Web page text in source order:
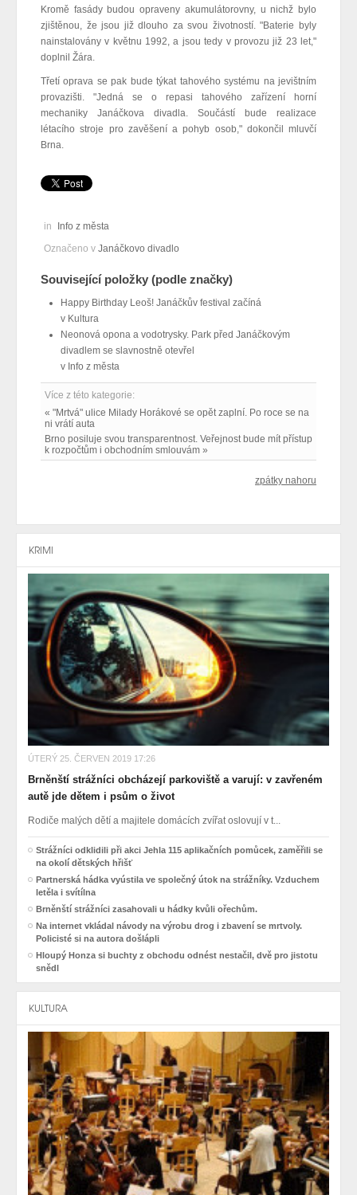
Kromě fasády budou opraveny akumulátorovny, u nichž bylo
zjištěnou, že jsou již dlouho za svou životností. "Baterie byly
nainstalovány v květnu 1992, a jsou tedy v provozu již 23 let,"
doplnil Žára.
Třetí oprava se pak bude týkat tahového systému na jevištním
provazišti. "Jedná se o repasi tahového zařízení horní
mechaniky Janáčkova divadla. Součástí bude realizace
létacího stroje pro zavěšení a pohyb osob," dokončil mluvčí
Brna.
in
Info z města
Označeno v Janáčkovo divadlo
Související položky (podle značky)
Happy Birthday Leoš! Janáčkův festival začíná
v Kultura
Neonová opona a vodotrysky. Park před Janáčkovým
divadlem se slavnostně otevřel
v Info z města
Více z této kategorie:
« "Mrtvá" ulice Milady Horákové se opět zaplní. Po roce se na
ni vrátí auta
Brno posiluje svou transparentnost. Veřejnost bude mít přístup
k rozpočtům i obchodním smlouvám »
zpátky nahoru
KRIMI
ÚTERÝ 25. ČERVEN 2019 17:26
Brněnští strážníci obcházejí parkoviště a varují: v zavřeném
autě jde dětem i psům o život
Rodiče malých dětí a majitele domácích zvířat oslovují v t...
Strážníci odklidili při akci Jehla 115 aplikačních pomůcek, zaměřili se
na okolí dětských hřišť
Partnerská hádka vyústila ve společný útok na strážníky. Vzduchem
letěla i svítílna
Brněnští strážníci zasahovali u hádky kvůli ořechům.
Na internet vkládal návody na výrobu drog i zbavení se mrtvoly.
Policisté si na autora došlápli
Hloupý Honza si buchty z obchodu odnést nestačil, dvě pro jistotu
snědl
KULTURA